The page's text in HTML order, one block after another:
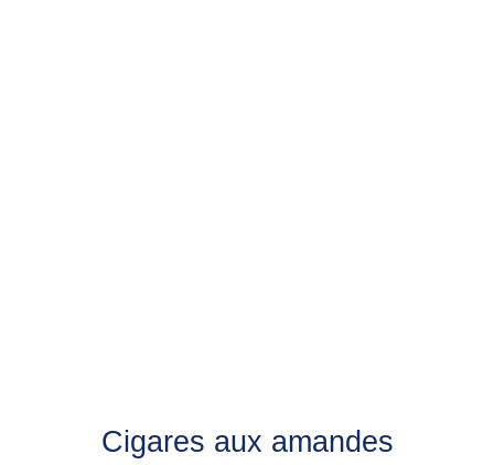
Cigares aux amandes